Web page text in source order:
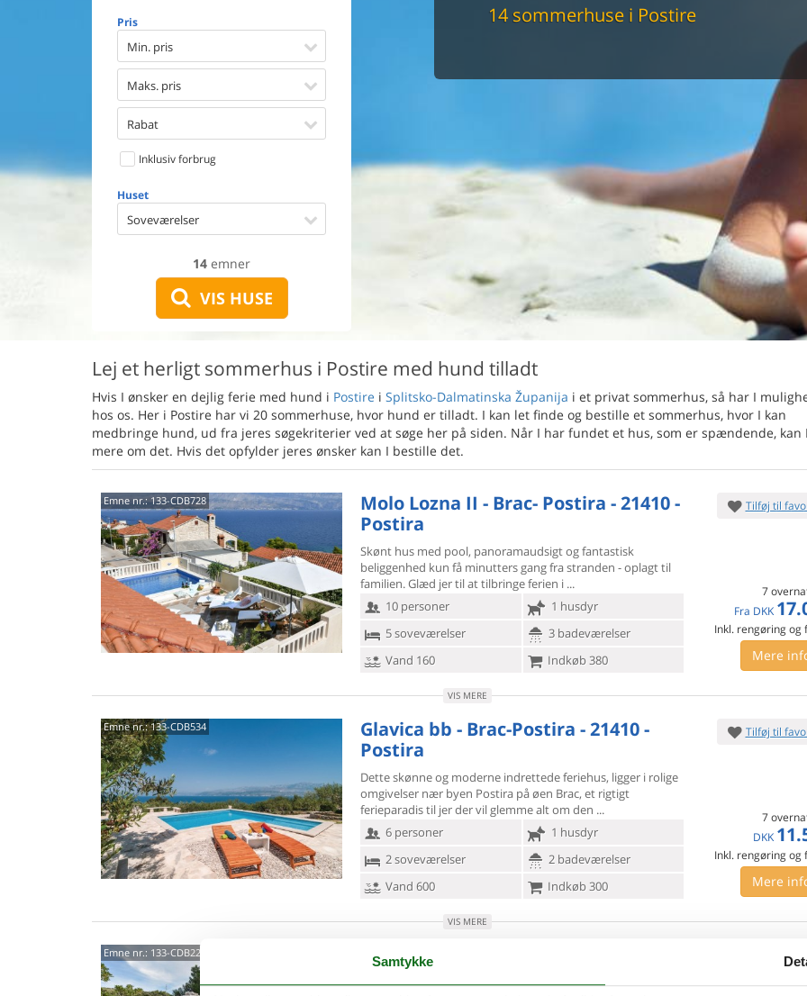
Pris
Min. pris
Maks. pris
Rabat
Inklusiv forbrug
Huset
Soveværelser
14 emner
VIS HUSE
Aircondition
Ladestander til elbil
14 sommerhuse i Postire
Lej et herligt sommerhus i Postire med hund tilladt
Hvis I ønsker en dejlig ferie med hund i Postire i Splitsko-Dalmatinska Županija i et privat sommerhus, så har I
hos os. Her i Postire har vi 20 sommerhuse, hvor hund er tilladt. I kan let finde og bestille et sommerhus, hvor I kan
medbringe hund, ud fra jeres søgekriterier ved at søge her på siden. Når I har fundet et hus, som er spændende, kan
mere om det. Hvis det opfylder jeres ønsker kan I bestille det.
Emne nr.:133-CDB728
Molo Lozna II - Brac- Postira - 21410 -
Postira
Skønt hus med pool, panoramaudsigt og fantastisk
beliggenhed kun få minuttersgang fra stranden - oplagt til
familien. Glæd jer til at tilbringe ferien i
10 personer
1 husdyr
5 soveværelser
3 badeværelser
Vand 160
Indkøb 380
Tilføj til
7
Fra DKK
Inkl. rengøring og
Mere
VIS MERE
Emne nr.:133-CDB534
Glavica bb - Brac-Postira - 21410 -
Postira
Dette skønne og moderne indrettede feriehus, ligger i rolige
omgivelser nær byen Postira på øen Brac, et rigtigt
ferieparadis til jer der vil glemme alt om den
6 personer
1 husdyr
2 soveværelser
2 badeværelser
Vand 600
Indkøb 300
Tilføj til
7
DKK
Inkl. rengøring og
Mere
VIS MERE
Emne nr.: 133-CDB229
Mala Lozna II - Brac-Postira - 21410 -
Postira
Tilføj til
Samtykke